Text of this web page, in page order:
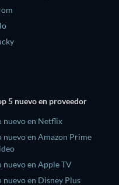
5 nuevo en proveedor
nuevo en Netflix
nuevo en Amazon Prime
nuevo en Apple TV
nuevo en Disney Plus